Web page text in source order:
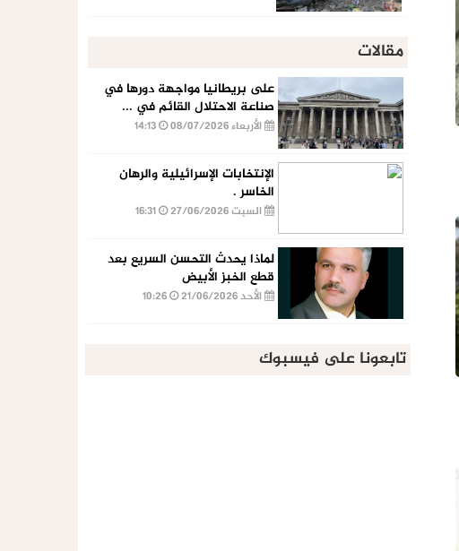
مقالات
على بريطانيا مواجهة دورها في
صناعة الاحتلال القائم في ...
الأربعاء 08/07/2026
الإنتخابات الإسرائيلية والرهان
الخاسر .
السبت 27/06/2026
لماذا يحدث التحسن السريع بعد
قطع الخبز الأبيض
الأحد 21/06/2026
تابعونا على فيسبوك